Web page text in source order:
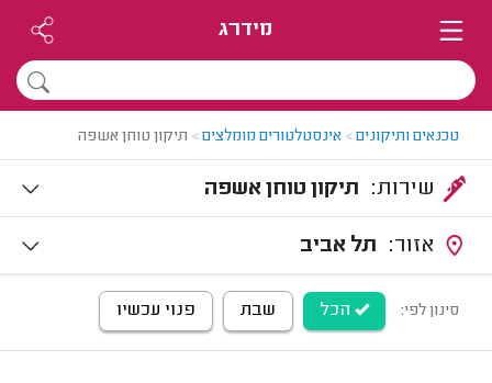
מידרג
טכנאים ותיקונים> אינסטלטורים מומלצים> תיקון טוחן אשפה
תיקון טוחן אשפה
תל אביב
סינון לפי: הכל שבת פנוי עכשיו